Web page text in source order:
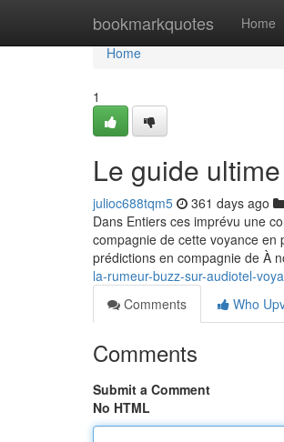
bookmarkquotes Home
Home
Home
1
Le guide
julioc688tqm5 361 days ago
Dans Entiers ces imprévu une
compagnie de cette voyance
prédictions en compagnie de À
la-rumeur-buzz-sur-audiotel-
Comments
Who
Comments
Submit a Comment
No HTML